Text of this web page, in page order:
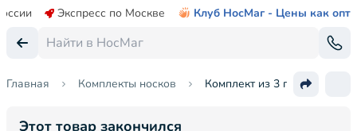
Экспресс по Москве Клуб НосМаг - Цены как опт
Главная Комплекты носков Комплект из 3 пар женских
Этот товар закончился